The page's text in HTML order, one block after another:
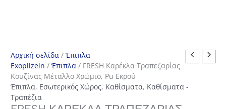
Αρχική σελίδα /Έπιπλα
Exoplizein /Έπιπλα / FRESH Καρέκλα Τραπεζαρίας
Κουζίνας Μέταλλο Χρώμιο, Pu Εκρού
Έπιπλα, Εσωτερικός Χώρος, Καθίσματα, Καθίσματα -
Τραπέζια